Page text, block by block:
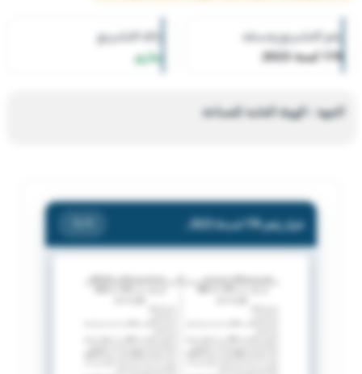
رقم التشريع وسنته
176 لسنة 2023
حالة التشريع
ساري
الجهة : الهيئة العامة للصناعة